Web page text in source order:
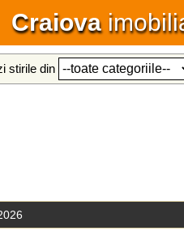
Craiova
stirile din